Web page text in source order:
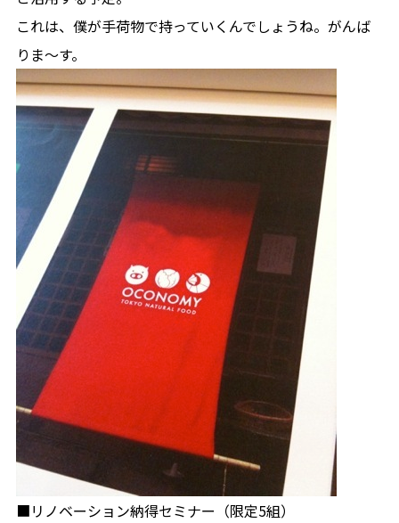
これは、僕が手荷物で持っていくんでしょうね。がんば
りま〜す。
■リノベーション納得セミナー（限定5組）